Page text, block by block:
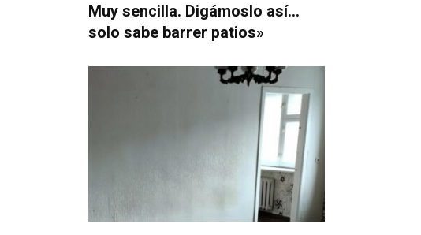
Muy sencilla. Digámoslo así…
solo sabe barrer patios»